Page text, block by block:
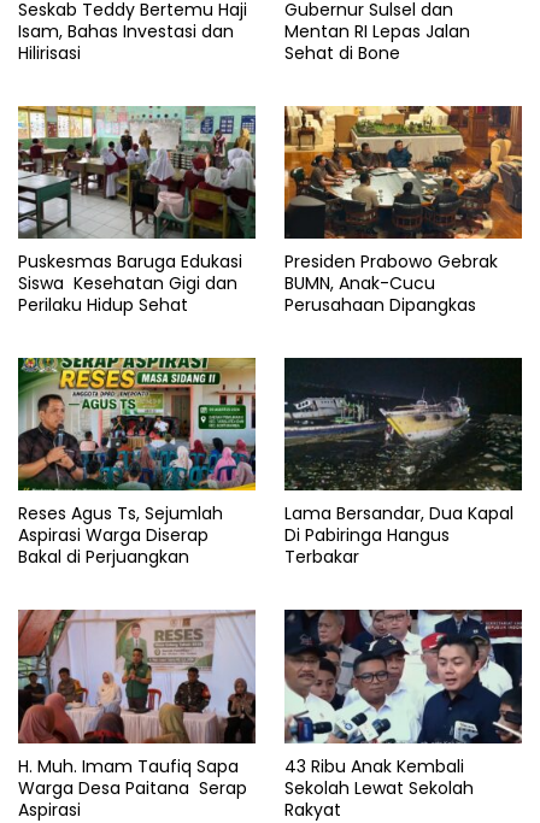
Seskab Teddy Bertemu Haji
Isam, Bahas Investasi dan
Hilirisasi
Gubernur Sulsel dan
Mentan RI Lepas Jalan
Sehat di Bone
Puskesmas Baruga Edukasi
Siswa Kesehatan Gigi dan
Perilaku Hidup Sehat
Presiden Prabowo Gebrak
BUMN, Anak-Cucu
Perusahaan Dipangkas
Reses Agus Ts, Sejumlah
Aspirasi Warga Diserap
Bakal di Perjuangkan
Lama Bersandar, Dua Kapal
Di Pabiringa Hangus
Terbakar
H. Muh. Imam Taufiq Sapa
Warga Desa Paitana Serap
Aspirasi
43 Ribu Anak Kembali
Sekolah Lewat Sekolah
Rakyat